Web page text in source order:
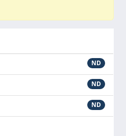
ND
ND
ND